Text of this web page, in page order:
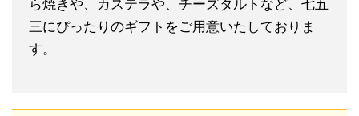
ら焼きや、カステラや、チーズタルトなど、七五
三にぴったりのギフトをご用意いたしておりま
す。